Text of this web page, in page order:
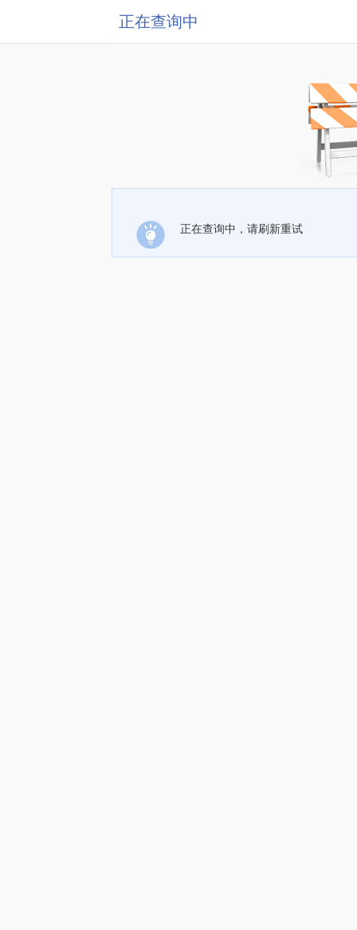
正在查询中
正在查询中，请刷新重试